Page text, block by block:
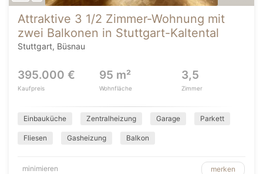
Attraktive 3 1/2 Zimmer-Wohnung mit
zwei Balkonen in Stuttgart-Kaltental
Stuttgart, Büsnau
395.000 €
Kaufpreis
95 m²
Wohnfläche
3,5
Zimmer
Einbauküche Zentralheizung Garage Parkett
Fliesen Gasheizung Balkon
minimieren merken